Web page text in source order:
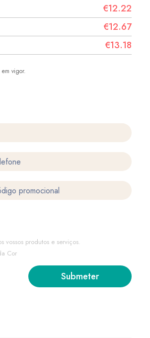
€12.22
€12.67
€13.18
vigor.
produtos e serviços.
Cor